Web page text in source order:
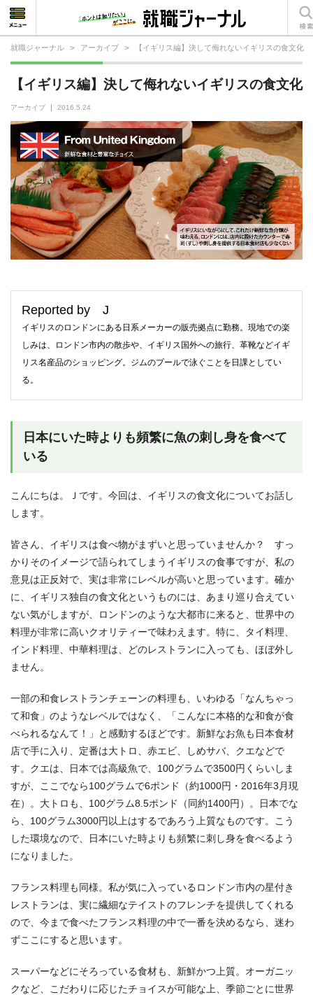
就職ジャーナル > アーカイブ > 【イギリス編】決して侮れないイギリスの食文化
【イギリス編】決して侮れないイギリスの食文化
アーカイブ 2016.5.24
Reported by J
イギリスのロンドンにある日系メーカーの販売拠点に勤務。現地での楽
しみは、ロンドン市内の散歩や、イギリス国外への旅行、革靴などイギ
リス名産品のショッピング。ジムのプールで泳ぐことを日課としてい
る。
日本にいた時よりも頻繁に魚の刺し身を食べて
いる
こんにちは。Ｊです。今回は、イギリスの食文化についてお話し
します。
皆さん、イギリスは食べ物がまずいと思っていませんか？ すっ
かりそのイメージで語られてしまうイギリスの食事ですが、私の
意見は正反対で、実は非常にレベルが高いと思っています。確か
に、イギリス独自の食文化というものには、あまり巡り合えてい
ない気がしますが、ロンドンのような大都市に来ると、世界中の
料理が非常に高いクオリティーで味わえます。特に、タイ料理、
インド料理、中華料理は、どのレストランに入っても、ほぼ外し
ません。
一部の和食レストランチェーンの料理も、いわゆる「なんちゃっ
て和食」のようなレベルではなく、「こんなに本格的な和食が食
べられるなんて！」と感動するほどです。新鮮なお魚も日本食材
店で手に入り、定番は大トロ、赤エビ、しめサバ、クエなどで
す。クエは、日本では高級魚で、100グラムで3500円くらいしま
すが、ここでなら100グラムで6ポンド（約1000円・2016年3月現
在）。大トロも、100グラム8.5ポンド（同約1400円）。日本でな
ら、100グラム3000円以上はするであろう上質なものです。こう
した環境なので、日本にいた時よりも頻繁に刺し身を食べるよう
になりました。
フランス料理も同様。私が気に入っているロンドン市内の星付き
レストランは、実に繊細なテイストのフレンチを提供してくれる
ので、今まで食べたフランス料理の中で一番を決めるなら、迷わ
ずここにすると思います。
スーパーなどにそろっている食材も、新鮮かつ上質。オーガニッ
クなど、こだわりに応じたチョイスが可能な上、季節ごとに世界
就活相談
就活ノウハウ
仕事の選び方・ヒント
仕事とは？
就活コラム